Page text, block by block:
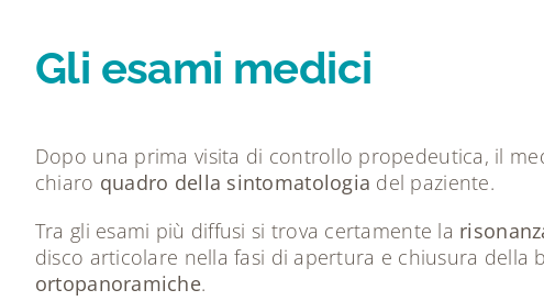
Gli esami medici
Dopo una prima visita di controllo propedeutica, il
chiaro quadro della sintomatologia del paziente.
Tra gli esami più diffusi si trova certamente la
disco articolare nella fasi di apertura e chiusura
ortopanoramiche.